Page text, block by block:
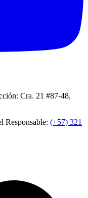
Cra. 21 #87-48,
Responsable: (+57) 321